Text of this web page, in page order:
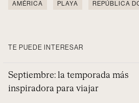
AMÉRICA PLAYA REPÚBLICA
TE PUEDE INTERESAR
Septiembre: la temporada más
inspiradora para viajar